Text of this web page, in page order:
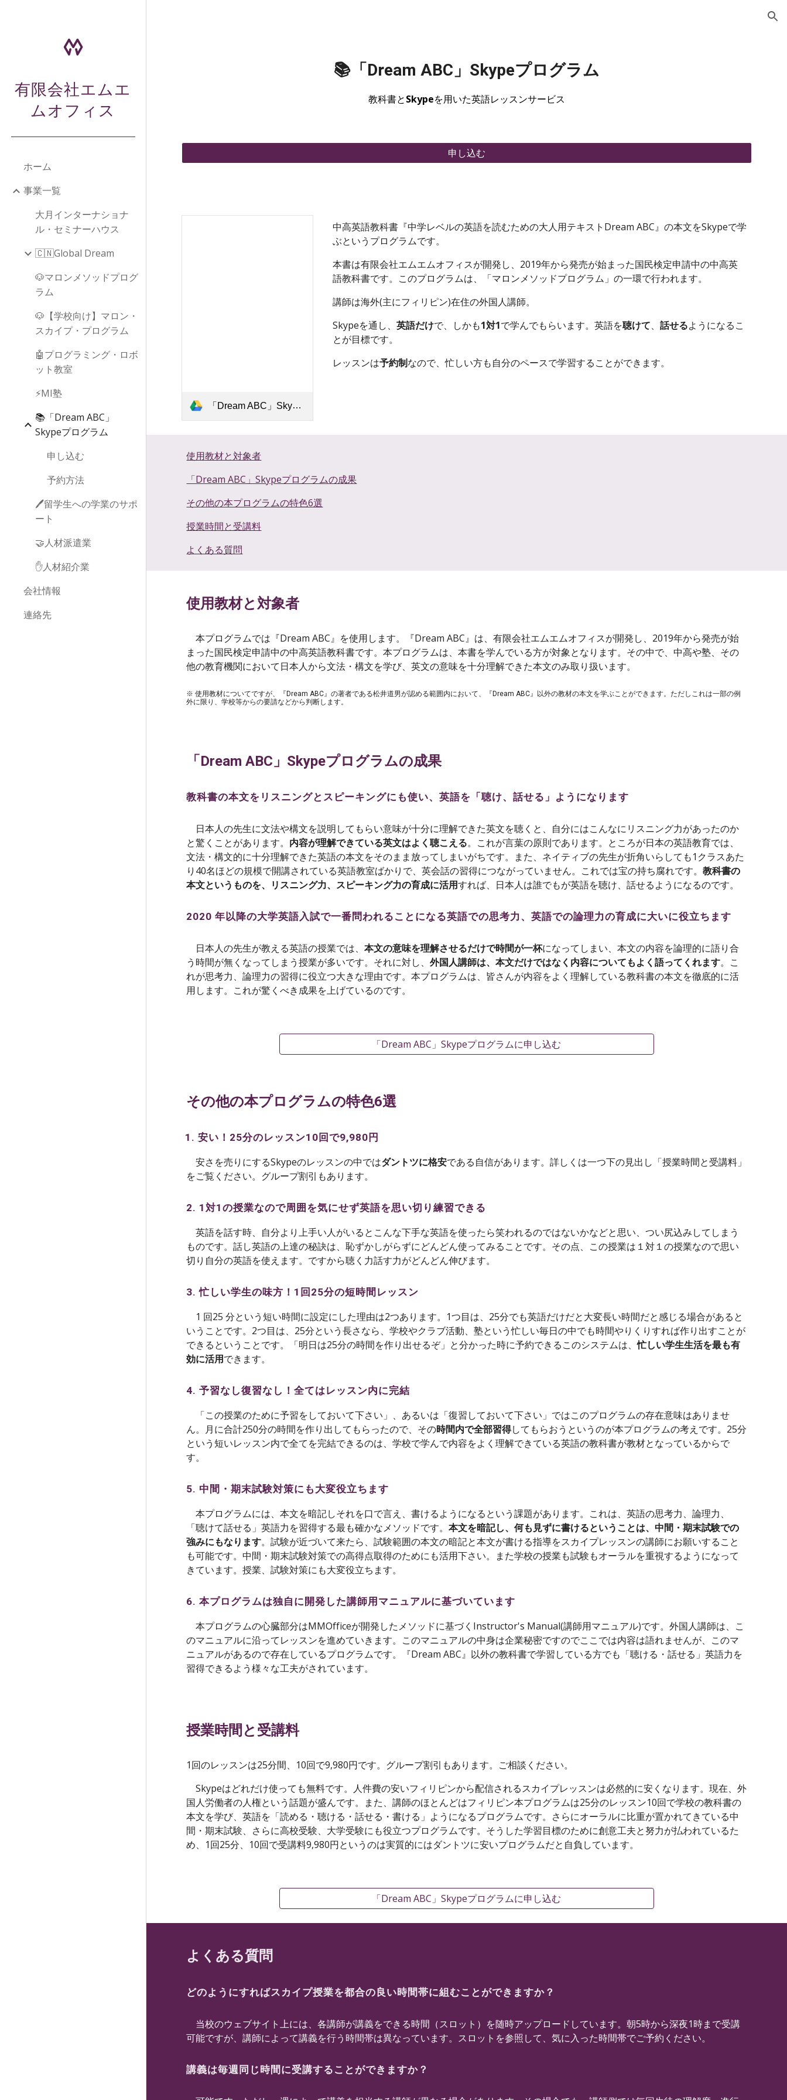
有限会社エムエ
ムオフィス
ホーム
事業一覧
大月インターナショナ
ル・セミナーハウス
🇨🇳Global Dream
🐶マロンメソッドプログ
ラム
🐶【学校向け】マロン・
スカイプ・プログラム
🤖プログラミング・ロボ
ット教室
⚡MI塾
📚「Dream ABC」
Skypeプログラム
申し込む
予約方法
🖊️留学生への学業のサポ
ート
🤝人材派遣業
✋人材紹介業
会社情報
連絡先
📚「Dream ABC」Skypeプログラム
教科書とSkypeを用いた英語レッスンサービス
申し込む
「Dream ABC」Skypeプログラムの授業風景1.mp4
中高英語教科書『中学レベルの英語を読むための大人用テキストDream ABC』の本文をSkypeで学
ぶというプログラムです。
本書は有限会社エムエムオフィスが開発し、2019年から発売が始まった国民検定申請中の中高英
語教科書です。このプログラムは、「マロンメソッドプログラム」の一環で行われます。
講師は海外(主にフィリピン)在住の外国人講師。
Skypeを通し、 英語だけで、しかも1対1で学んでもらいます。英語を聴けて、 話せるようになるこ
とが目標です。
レッスンは予約制なので、忙しい方も自分のペースで学習することができます。
使用教材と対象者
「Dream ABC」Skypeプログラムの成果
その他の本プログラムの特色6選
授業時間と受講料
よくある質問
使用教材と対象者
本プログラムでは『Dream ABC』を使用します。『Dream ABC』は、有限会社エムエムオフィスが開発し、2019年から発売が始
まった国民検定申請中の中高英語教科書です。本プログラムは、本書を学んでいる方が対象となります。その中で、中高や塾、その
他の教育機関において日本人から文法・構文を学び、英文の意味を十分理解できた本文のみ取り扱います。
※ 使用教材についてですが、『Dream ABC』の著者である松井道男が認める範囲内において、『Dream ABC』以外の教材の本文を学ぶことができます。ただしこれは一部の例
外に限り、学校等からの要請などから判断します。
「Dream ABC」Skypeプログラムの成果
教科書の本文をリスニングとスピーキングにも使い、英語を「聴け、話せる」ようになります
日本人の先生に文法や構文を説明してもらい意味が十分に理解できた英文を聴くと、自分にはこんなにリスニング力があったのか
と驚くことがあります。 内容が理解できている英文はよく聴こえる。これが言葉の原則であります。ところが日本の英語教育では、
文法・構文的に十分理解できた英語の本文をそのまま放ってしまいがちです。また、ネイティブの先生が折角いらしても1クラスあた
り40名ほどの規模で開講されている英語教室ばかりで、英会話の習得につながっていません。これでは宝の持ち腐れです。教科書の
本文というものを、リスニング力、スピーキング力の育成に活用すれば、日本人は誰でもが英語を聴け、話せるようになるのです。
2020 年以降の大学英語入試で一番問われることになる英語での思考力、英語での論理力の育成に大いに役立ちます
日本人の先生が教える英語の授業では、本文の意味を理解させるだけで時間が一杯になってしまい、本文の内容を論理的に語り合
う時間が無くなってしまう授業が多いです。それに対し、外国人講師は、本文だけではなく内容についてもよく語ってくれます。こ
れが思考力、論理力の習得に役立つ大きな理由です。本プログラムは、皆さんが内容をよく理解している教科書の本文を徹底的に活
用します。これが驚くべき成果を上げているのです。
「Dream ABC」Skypeプログラムに申し込む
その他の本プログラムの特色6選
安い！25分のレッスン10回で9,980円
安さを売りにするSkypeのレッスンの中ではダントツに格安である自信があります。詳しくは一つ下の見出し「授業時間と受講料」
をご覧ください。グループ割引もあります。
2. 1対1の授業なので周囲を気にせず英語を思い切り練習できる
英語を話す時、自分より上手い人がいるとこんな下手な英語を使ったら笑われるのではないかなどと思い、つい尻込みしてしまう
ものです。話し英語の上達の秘訣は、恥ずかしがらずにどんどん使ってみることです。その点、この授業は１対１の授業なので思い
切り自分の英語を使えます。ですから聴く力話す力がどんどん伸びます。
3. 忙しい学生の味方！1回25分の短時間レッスン
1 回25 分という短い時間に設定にした理由は2つあります。1つ目は、25分でも英語だけだと大変長い時間だと感じる場合があると
いうことです。2つ目は、25分という長さなら、学校やクラブ活動、塾という忙しい毎日の中でも時間やりくりすれば作り出すことが
できるということです。「明日は25分の時間を作り出せるぞ」と分かった時に予約できるこのシステムは、忙しい学生生活を最も有
効に活用できます。
4. 予習なし復習なし！全てはレッスン内に完結
「この授業のために予習をしておいて下さい」、あるいは「復習しておいて下さい」ではこのプログラムの存在意味はありませ
ん。月に合計250分の時間を作り出してもらったので、その時間内で全部習得してもらおう というのが本プログラムの考えです。25分
という短いレッスン内で全てを完結できるのは、学校で学んで内容をよく理解できている英語の教科書が教材となっているからで
す。
5. 中間・期末試験対策にも大変役立ちます
本プログラムには、本文を暗記しそれを口で言え 、書けるようになるという課題があります。これは、英語の思考力、論理力、
「聴けて話せる」英語力を習得する最も確かなメソッドです。本文を暗記し、何も見ずに書けるということは、中間 ・期末試験での
強みにもなります。試験が近づいて来たら、試験範囲の本文の暗記と本文が書ける指導をスカイプレッスンの講師にお願いすること
も可能です。中間 ・期末試験対策での高得点取得のためにも活用下さい。また学校の授業も試験もオーラルを重視するようになって
きています。授業、試験対策にも大変役立ちます。
6. 本プログラムは独自に開発した講師用マニュアルに基づいています
本プログラムの心臓部分はMMOfficeが開発したメソッドに基づくInstructor's Manual(講師用マニュアル)です。外国人講師は、こ
のマニュアルに沿ってレッスンを進めていきます。このマニュアルの中身は企業秘密ですのでここでは内容は語れませんが、このマ
ニュアルがあるので存在しているプログラムです。『Dream ABC』以外の教科書で学習している方でも「聴ける・話せる」英語力を
習得できるよう様々な工夫がされています。
授業時間と受講料
1回のレッスンは25分間、10回で9,980円です。グループ割引もあります。ご相談ください。
Skypeはどれだけ使っても無料です。 人件費の安いフィリピンから配信されるスカイプレッスンは必然的に安くなります。現在、外
国人労働者の人権という話題が盛んです。
また、講師のほとんどはフィリピン本プログラムは25分のレッスン10回で学校の教科書の
本文を学び、英語を「読める・聴ける・話せる・書ける」ようになるプログラムです。さらにオーラルに比重が置かれてきている中
間・期末試験、さらに高校受験、大学受験にも役立つプログラムです。そうした学習目標のために創意工夫と努力が払われているた
め、1回25分、10回で受講料9,980円というのは実質的にはダントツに安いプログラムだと自負しています。
「Dream ABC」Skypeプログラムに申し込む
よくある質問
どのようにすればスカイプ授業を都合の良い時間帯に組むことができますか？
当校のウェブサイト上には、各講師が講義をできる時間（スロット）を随時アップロードしています。朝5時から深夜1時まで受講
可能ですが、講師によって講義を行う時間帯は異なっています。スロットを参照して、気に入った時間帯でご予約ください。
講義は毎週同じ時間に受講することができますか？